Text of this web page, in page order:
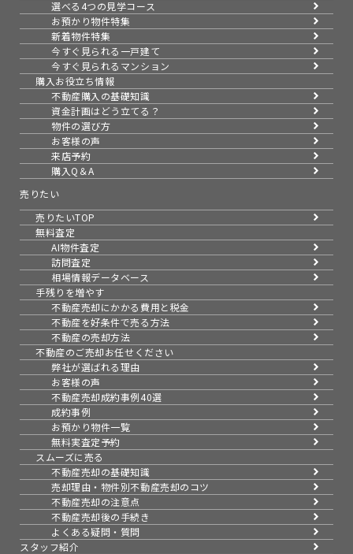
選べる4つの見学コース
お預かり物件特集
新着物件特集
今すぐ見られる一戸建て
今すぐ見られるマンション
購入お役立ち情報
不動産購入の基礎知識
資金計画はどう立てる？
物件の選び方
お客様の声
来店予約
購入Q＆A
売りたい
売りたいTOP
無料査定
AI物件査定
訪問査定
相場情報データベース
手残りを増やす
不動産売却にかかる費用と税金
不動産を好条件で売る方法
不動産の売却方法
不動産のご売却お任せください
弊社が選ばれる理由
お客様の声
不動産売却成約事例40選
成約事例
お預かり物件一覧
無料実査定予約
スムーズに売る
不動産売却の基礎知識
売却理由・物件別不動産売却のコツ
不動産売却の注意点
不動産売却後の手続き
よくある疑問・質問
スタッフ紹介